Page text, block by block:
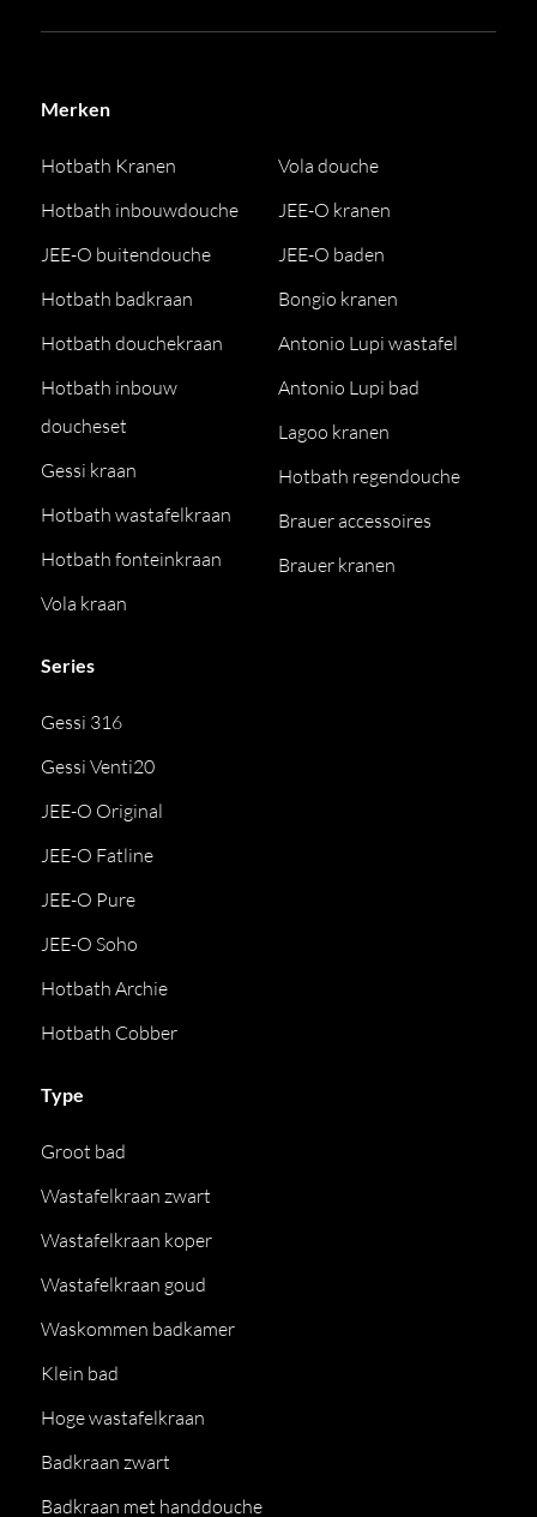
Merken
Hotbath Kranen
Hotbath inbouwdouche
JEE-O buitendouche
Hotbath badkraan
Hotbath douchekraan
Hotbath inbouw
doucheset
Gessi kraan
Hotbath wastafelkraan
Hotbath fonteinkraan
Vola kraan
Vola douche
JEE-O kranen
JEE-O baden
Bongio kranen
Antonio Lupi wastafel
Antonio Lupi bad
Lagoo kranen
Hotbath regendouche
Brauer accessoires
Brauer kranen
Series
Gessi 316
Gessi Venti20
JEE-O Original
JEE-O Fatline
JEE-O Pure
JEE-O Soho
Hotbath Archie
Hotbath Cobber
Type
Groot bad
Wastafelkraan zwart
Wastafelkraan koper
Wastafelkraan goud
Waskommen badkamer
Klein bad
Hoge wastafelkraan
Badkraan zwart
Badkraan met handdouche